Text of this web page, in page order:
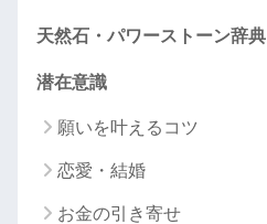
天然石・パワーストーン辞典
潜在意識
願いを叶えるコツ
恋愛・結婚
お金の引き寄せ